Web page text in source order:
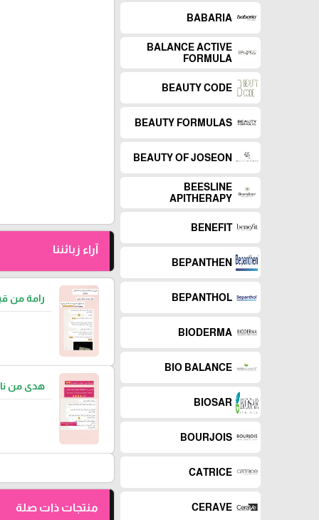
BABARIA
BALANCE ACTIVE
FORMULA
BEAUTY CODE
BEAUTY FORMULAS
BEAUTY OF JOSEON
BEESLINE
APITHERAPY
BENEFIT
BEPANTHEN
BEPANTHOL
BIODERMA
BIO BALANCE
BIOSAR
BOURJOIS
CATRICE
CERAVE
آراء زبائننا
رامة من
هدى من
منتجات ذات صلة